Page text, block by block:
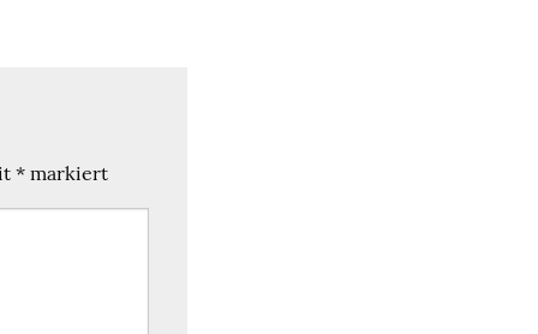
* markiert